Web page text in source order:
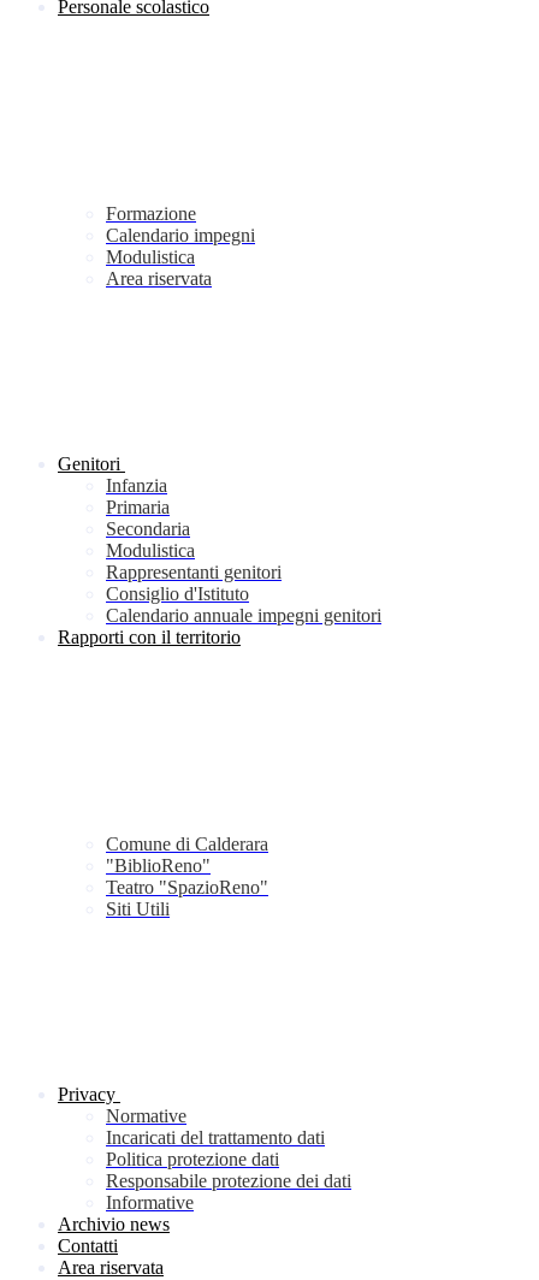
Personale scolastico
Formazione
Calendario impegni
Modulistica
Area riservata
Genitori
Infanzia
Primaria
Secondaria
Modulistica
Rappresentanti genitori
Consiglio d'Istituto
Calendario annuale impegni genitori
Rapporti con il territorio
Comune di Calderara
"BiblioReno"
Teatro "SpazioReno"
Siti Utili
Privacy
Normative
Incaricati del trattamento dati
Politica protezione dati
Responsabile protezione dei dati
Informative
Archivio news
Contatti
Area riservata